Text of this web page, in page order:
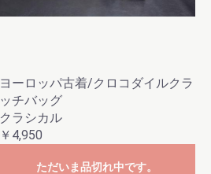
ヨーロッパ古着/クロコダイルクラ
ッチバッグ
クラシカル
￥4,950
ただいま品切れ中です。